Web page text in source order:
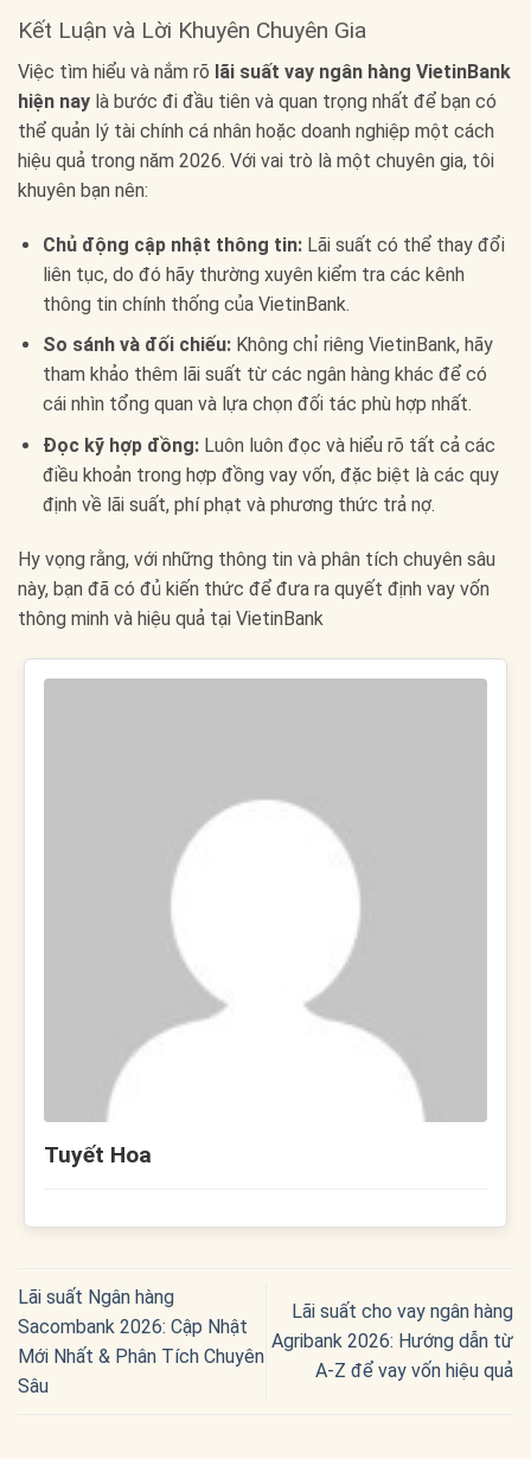
Kết Luận và Lời Khuyên Chuyên Gia
Việc tìm hiểu và nắm rõ lãi suất vay ngân hàng VietinBank
hiện nay là bước đi đầu tiên và quan trọng nhất để bạn có
thể quản lý tài chính cá nhân hoặc doanh nghiệp một cách
hiệu quả trong năm 2026. Với vai trò là một chuyên gia, tôi
khuyên bạn nên:
Chủ động cập nhật thông tin:Lãi suất có thể thay đổi
liên tục, do đó hãy thường xuyên kiểm tra các kênh
thông tin chính thống của VietinBank.
So sánh và đối chiếu:Không chỉ riêng VietinBank, hãy
tham khảo thêm lãi suất từ các ngân hàng khác để có
cái nhìn tổng quan và lựa chọn đối tác phù hợp nhất.
Đọc kỹ hợp đồng:Luôn luôn đọc và hiểu rõ tất cả các
điều khoản trong hợp đồng vay vốn, đặc biệt là các quy
định về lãi suất, phí phạt và phương thức trả nợ.
Hy vọng rằng, với những thông tin và phân tích chuyên sâu
này, bạn đã có đủ kiến thức để đưa ra quyết định vay vốn
thông minh và hiệu quả tại VietinBank
Tuyết Hoa
Lãi suất Ngân hàng
Sacombank 2026: Cập Nhật
Mới Nhất & Phân Tích Chuyên
Sâu
Lãi suất cho vay ngân hàng
Agribank 2026: Hướng dẫn từ
A-Z để vay vốn hiệu quả